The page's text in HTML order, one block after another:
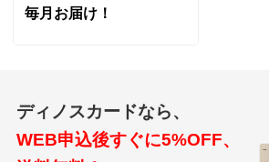
毎月お届け！
ディノスカードなら、
WEB申込後すぐに5%OFF、